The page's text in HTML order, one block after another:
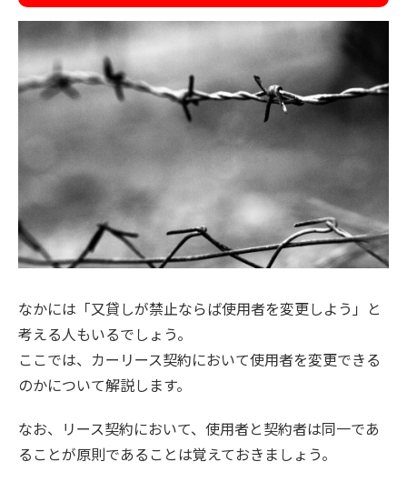
なかには「又貸しが禁止ならば使用者を変更しよう」と
考える人もいるでしょう。
ここでは、カーリース契約において使用者を変更できる
のかについて解説します。
なお、リース契約において、使用者と契約者は同一であ
ることが原則であることは覚えておきましょう。